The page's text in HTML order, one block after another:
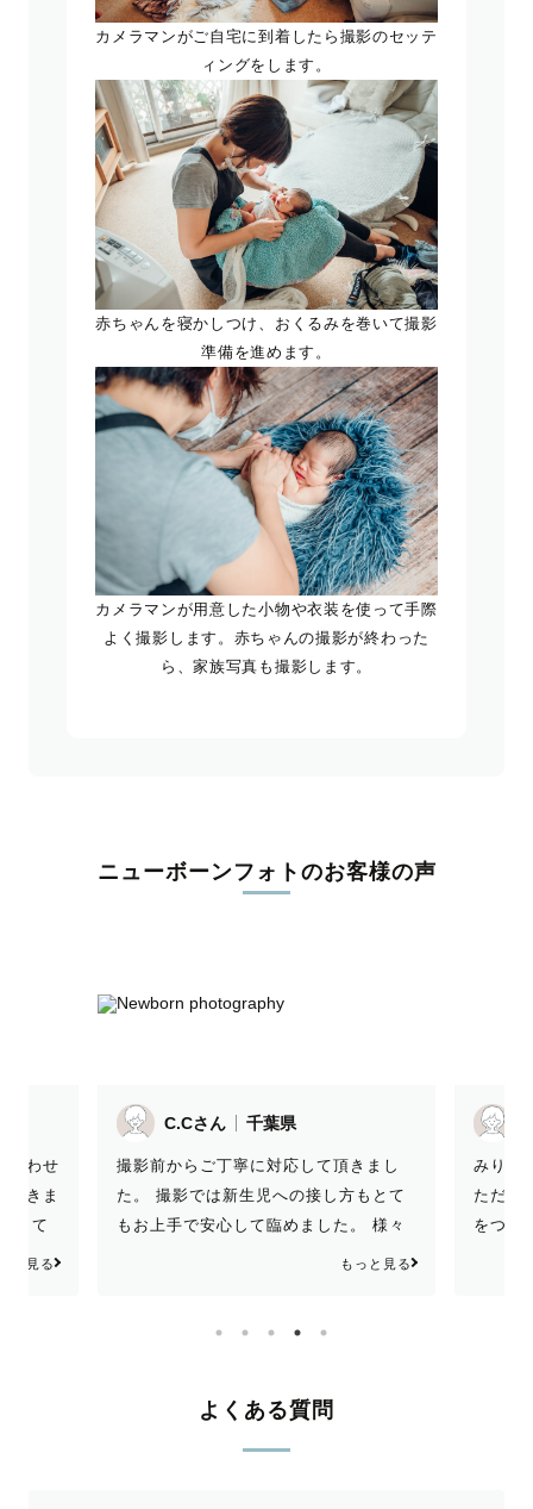
カメラマンがご自宅に到着したら撮影のセッテ
ィングをします。
赤ちゃんを寝かしつけ、おくるみを巻いて撮影
準備を進めます。
カメラマンが用意した小物や衣装を使って手際
よく撮影します。赤ちゃんの撮影が終わった
ら、家族写真も撮影します。
ニューボーンフォトのお客様の声
合わせ
頂きま
きて
影いた
と見る
C.Cさん 千葉県
撮影前からご丁寧に対応して頂きまし
た。 撮影では新生児への接し方もとて
もお上手で安心して臨めました。 様々
な撮影グッズをご用意頂き、好きな組み
もっと見る
みりん
ただき
をつけ
よくある質問